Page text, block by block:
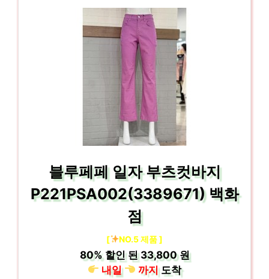
블루페페 일자 부츠컷바지
P221PSA002(3389671) 백화
점
[ NO.5 제품 ]
80%할인 된33,800 원
내일
까지도착